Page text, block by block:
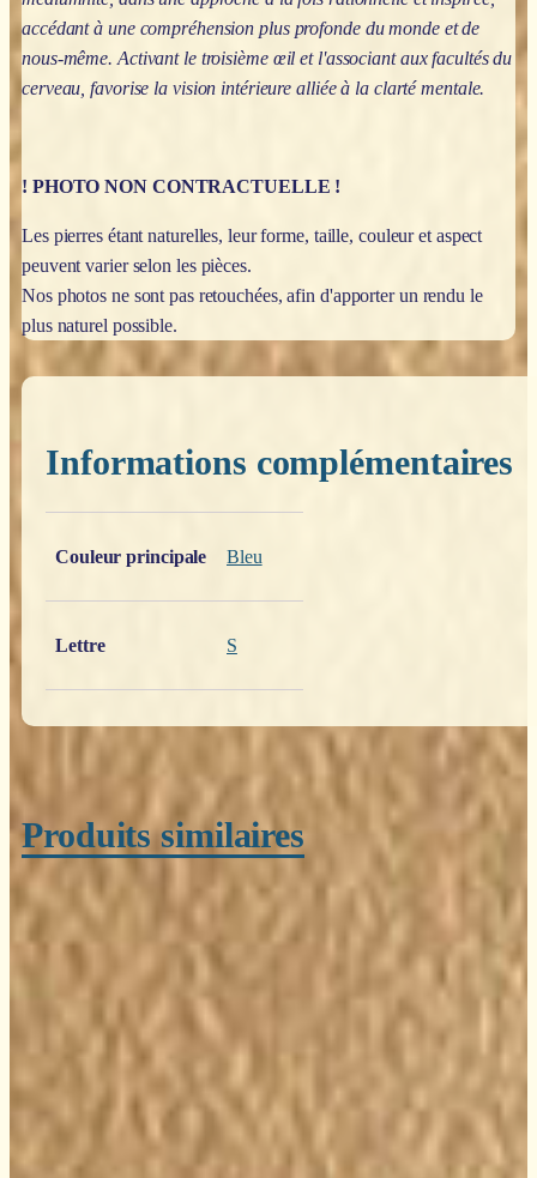
accédant à une compréhension plus profonde du monde et de
nous-même. Activant le troisième œil et l'associant aux facultés du
cerveau, favorise la vision intérieure alliée à la clarté mentale.
! PHOTO NON CONTRACTUELLE !
Les pierres étant naturelles, leur forme, taille, couleur et aspect
peuvent varier selon les pièces.
Nos photos ne sont pas retouchées, afin d'apporter un rendu le
plus naturel possible.
Informations complémentaires
Couleur principale
Bleu
Lettre S
Produits similaires